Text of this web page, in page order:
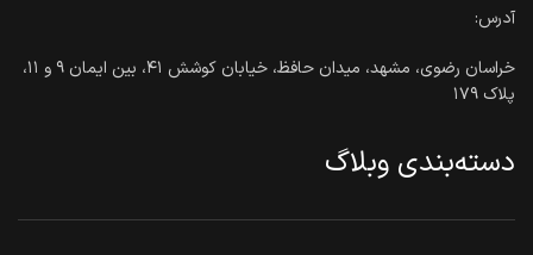
آدرس:
خراسان رضوی، مشهد، میدان حافظ، خیابان کوشش ۴۱، بین ایمان ۹ و ۱۱،
پلاک ۱۷۹
دسته‌بندی وبلاگ